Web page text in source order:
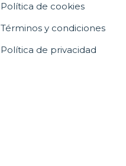
Política de cookies
Términos y condiciones
Política de privacidad